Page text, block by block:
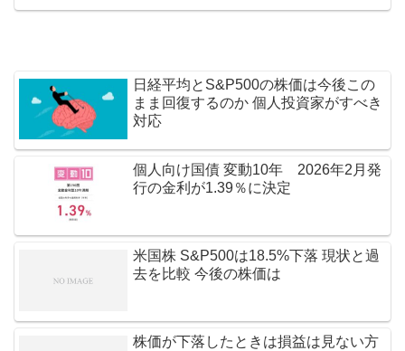
日経平均とS&P500の株価は今後この
まま回復するのか 個人投資家がすべき
対応
個人向け国債 変動10年 2026年2月発
行の金利が1.39％に決定
米国株 S&P500は18.5%下落 現状と過
去を比較 今後の株価は
株価が下落したときは損益は見ない方